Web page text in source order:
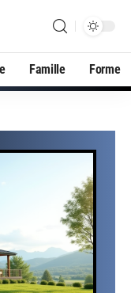
Famille Forme